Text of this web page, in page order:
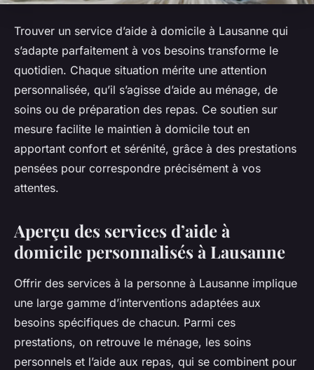
Trouver un service d’aide à domicile à Lausanne qui
s’adapte parfaitement à vos besoins transforme le
quotidien. Chaque situation mérite une attention
personnalisée, qu’il s’agisse d’aide au ménage, de
soins ou de préparation des repas. Ce soutien sur
mesure facilite le maintien à domicile tout en
apportant confort et sérénité, grâce à des prestations
pensées pour correspondre précisément à vos
attentes.
Aperçu des services d’aide à
domicile personnalisés à Lausanne
Offrir des services à la personne à Lausanne implique
une large gamme d’interventions adaptées aux
besoins spécifiques de chacun. Parmi ces
prestations, on retrouve le ménage, les soins
personnels et l’aide aux repas, qui se combinent pour